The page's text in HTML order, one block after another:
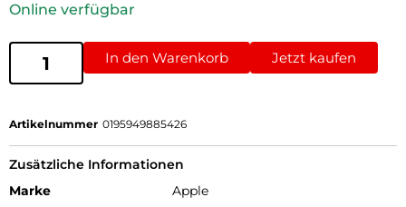
Online verfügbar
In den Warenkorb Jetzt kaufen
Artikelnummer 0195949885426
Zusätzliche Informationen
Marke
Apple